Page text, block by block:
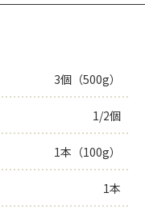
3個（500g）
1/2個
1本（100g）
1本